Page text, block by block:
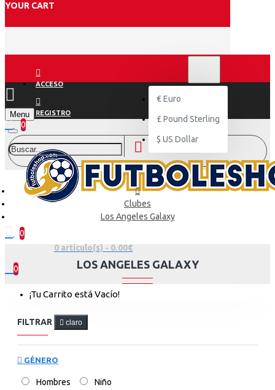
YOUR CART
ACCESO
REGISTRO
€ Euro
£ Pound Sterling
$ US Dollar
Menu
0
0
0 artículo(s) - 0.00€
0
¡Tu Carrito está Vacío!
Clubes
Los Angeles Galaxy
LOS ANGELES GALAXY
FILTRAR claro
GÉNERO
Hombres Niño